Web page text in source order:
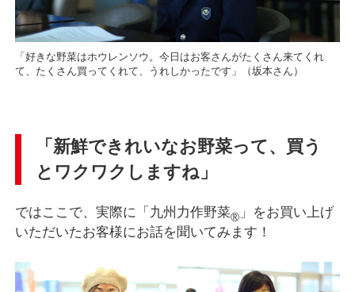
「好きな野菜はホウレンソウ。今日はお客さんがたくさん来てくれ
て、たくさん買ってくれて、うれしかったです」（坂本さん）
「新鮮できれいなお野菜って、買う
とワクワクしますね」
ではここで、実際に「九州力作野菜® 」をお買い上げ
いただいたお客様にお話を聞いてみます！